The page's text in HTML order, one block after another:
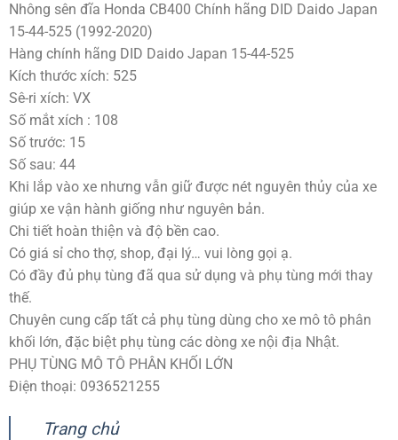
Nhông sên đĩa Honda CB400 Chính hãng DID Daido Japan
15-44-525 (1992-2020)
Hàng chính hãng DID Daido Japan 15-44-525
Kích thước xích: 525
Sê-ri xích: VX
Số mắt xích : 108
Số trước: 15
Số sau: 44
Khi lắp vào xe nhưng vẫn giữ được nét nguyên thủy của xe
giúp xe vận hành giống như nguyên bản.
Chi tiết hoàn thiện và độ bền cao.
Có giá sỉ cho thợ, shop, đại lý… vui lòng gọi ạ.
Có đầy đủ phụ tùng đã qua sử dụng và phụ tùng mới thay
thế.
Chuyên cung cấp tất cả phụ tùng dùng cho xe mô tô phân
khối lớn, đặc biệt phụ tùng các dòng xe nội địa Nhật.
PHỤ TÙNG MÔ TÔ PHÂN KHỐI LỚN
Điện thoại: 0936521255
Trang chủ